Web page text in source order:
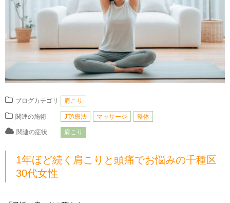
ブログカテゴリ 肩こり
関連の施術 JTA療法 マッサージ 整体
関連の症状 肩こり
1年ほど続く肩こりと頭痛でお悩みの千種区
30代女性